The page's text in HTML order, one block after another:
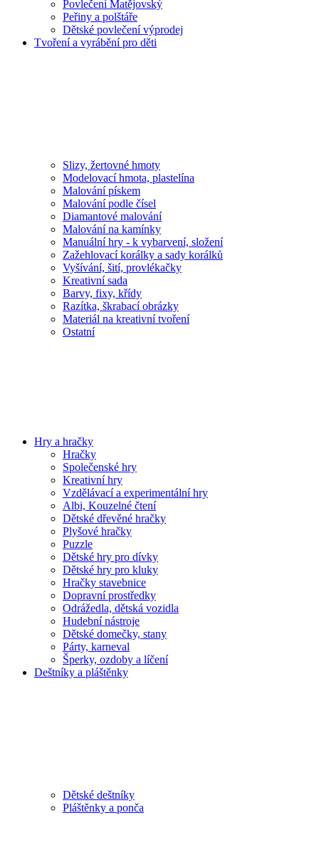
Povlečení Matějovský
Peřiny a polštáře
Dětské povlečení výprodej
Tvoření a vyrábění pro děti
Slizy, žertovné hmoty
Modelovací hmota, plastelína
Malování pískem
Malování podle čísel
Diamantové malování
Malování na kamínky
Manuální hry - k vybarvení, složení
Zažehlovací korálky a sady korálků
Vyšívání, šití, provlékačky
Kreativní sada
Barvy, fixy, křídy
Razítka, škrabací obrázky
Materiál na kreativní tvoření
Ostatní
Hry a hračky
Hračky
Společenské hry
Kreativní hry
Vzdělávací a experimentální hry
Albi, Kouzelné čtení
Dětské dřevěné hračky
Plyšové hračky
Puzzle
Dětské hry pro dívky
Dětské hry pro kluky
Hračky stavebnice
Dopravní prostředky
Odrážedla, dětská vozidla
Hudební nástroje
Dětské domečky, stany
Párty, karneval
Šperky, ozdoby a líčení
Deštníky a pláštěnky
Dětské deštníky
Pláštěnky a ponča